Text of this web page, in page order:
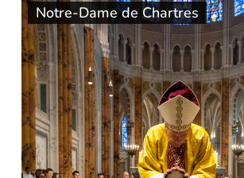
Notre-Dame de Chartres